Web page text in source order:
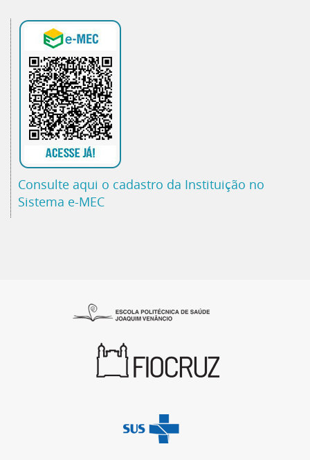
Consulte aqui o cadastro da Instituição no
Sistema e-MEC